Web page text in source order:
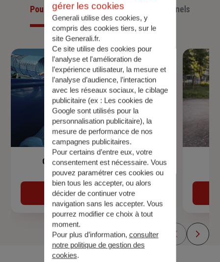
Pour les particuliersPour les professionnels
Garantie Accidents de la Vie
Découvrir
gérer les cookies
Generali utilise des cookies, y
compris des cookies tiers, sur le
site Generali.fr.
Ce site utilise des cookies pour
l’analyse et l'amélioration de
l’expérience utilisateur, la mesure et
l’analyse d’audience, l’interaction
avec les réseaux sociaux, le ciblage
publicitaire (ex : Les cookies de
Google sont utilisés pour la
personnalisation publicitaire), la
mesure de performance de nos
campagnes publicitaires.
Pour certains d’entre eux, votre
consentement est nécessaire. Vous
pouvez paramétrer ces cookies ou
bien tous les accepter, ou alors
décider de continuer votre
navigation sans les accepter. Vous
pourrez modifier ce choix à tout
moment.
Pour plus d’information, consulter
notre politique de gestion des
cookies.